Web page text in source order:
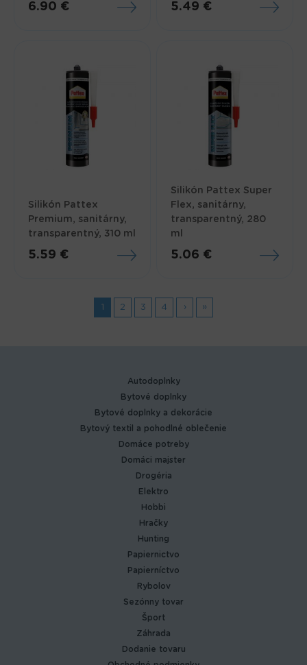
6.90 € 5.49 €
Silikón Pattex
Premium, sanitárny,
transparentný, 310 ml
5.59 €
Silikón Pattex Super
Flex, sanitárny,
transparentný, 280
ml
5.06 €
2 3 4 › »
Autodoplnky
Bytové doplnky
Bytové doplnky a dekorácie
Bytový textil a pohodlné oblečenie
Domáce potreby
Domáci majster
Drogéria
Elektro
Hobbi
Hračky
Hunting
Papiernictvo
Papierníctvo
Rybolov
Sezónny tovar
Šport
Záhrada
Dodanie tovaru